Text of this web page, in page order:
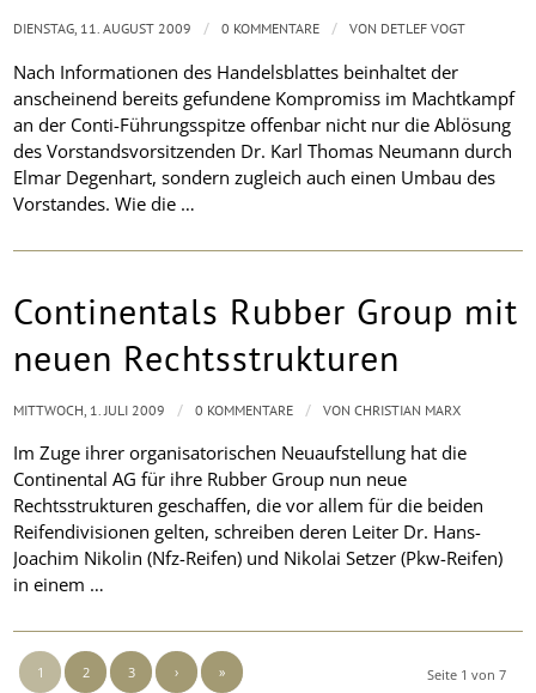
Nach Informationen des Handelsblattes beinhaltet der
anscheinend bereits gefundene Kompromiss im Machtkampf
an der Conti-Führungsspitze offenbar nicht nur dieAblösung
des Vorstandsvorsitzenden Dr. Karl Thomas Neumann durch
Elmar Degenhart, sondern zugleich auch einen Umbau des
Vorstandes. Wie die …
DIENSTAG, 11. AUGUST 2009 / 0 KOMMENTARE / VON DETLEF VOGT
Continentals Rubber Group mit
neuen Rechtsstrukturen
Im Zuge ihrer organisatorischen Neuaufstellung hat die
Continental AG für ihre Rubber Group nun neue
Rechtsstrukturen geschaffen, die vor allem für die beiden
Reifendivisionen gelten, schreiben deren Leiter Dr. Hans-
Joachim Nikolin (Nfz-Reifen) und Nikolai Setzer (Pkw-Reifen)
in einem …
MITTWOCH, 1. JULI 2009 / 0 KOMMENTARE / VONCHRISTIAN MARX
Seite 1 von 7
1 2 3 › »